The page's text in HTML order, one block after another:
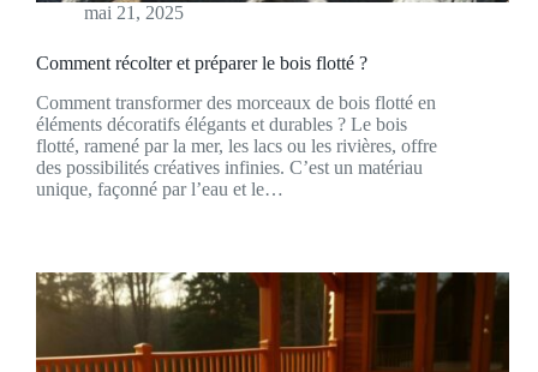
mai 21, 2025
Comment récolter et préparer le bois flotté ?
Comment transformer des morceaux de bois flotté en
éléments décoratifs élégants et durables ? Le bois
flotté, ramené par la mer, les lacs ou les rivières, offre
des possibilités créatives infinies. C’est un matériau
unique, façonné par l’eau et le…